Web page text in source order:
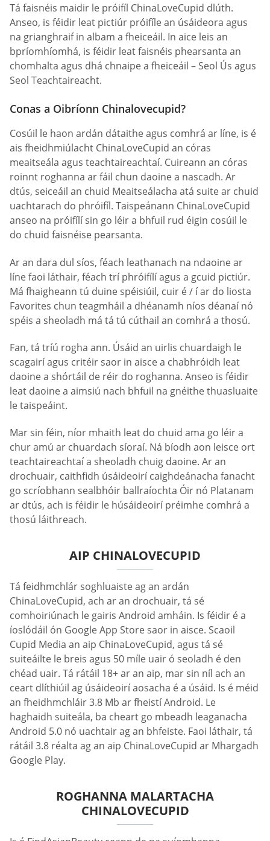
Tá faisnéis maidir le próifíl ChinaLoveCupid dlúth.
Anseo, is féidir leat pictiúr próifíle an úsáideora agus
na grianghraif in albam a fheiceáil. In aice leis an
bpríomhíomhá, is féidir leat faisnéis phearsanta an
chomhalta agus dhá chnaipe a fheiceáil – Seol Ús agus
Seol Teachtaireacht.
Conas a Oibríonn Chinalovecupid?
Cosúil le haon ardán dátaithe agus comhrá ar líne, is é
ais fheidhmiúlacht ChinaLoveCupid an córas
meaitseála agus teachtaireachtaí. Cuireann an córas
roinnt roghanna ar fáil chun daoine a nascadh. Ar
dtús, seiceáil an chuid Meaitseálacha atá suite ar chuid
uachtarach do phróifíl. Taispeánann ChinaLoveCupid
anseo na próifílí sin go léir a bhfuil rud éigin cosúil le
do chuid faisnéise pearsanta.
Ar an dara dul síos, féach leathanach na ndaoine ar
líne faoi láthair, féach trí phróifílí agus a gcuid pictiúr.
Má fhaigheann tú duine spéisiúil, cuir é / í ar do liosta
Favorites chun teagmháil a dhéanamh níos déanaí nó
spéis a sheoladh má tá tú cúthail an comhrá a thosú.
Fan, tá tríú rogha ann. Úsáid an uirlis chuardaigh le
scagairí agus critéir saor in aisce a chabhróidh leat
daoine a shórtáil de réir do roghanna. Anseo is féidir
leat daoine a aimsiú nach bhfuil na gnéithe thuasluaite
le taispeáint.
Mar sin féin, níor mhaith leat do chuid ama go léir a
chur amú ar chuardach síoraí. Ná bíodh aon leisce ort
teachtaireachtaí a sheoladh chuig daoine. Ar an
drochuair, caithfidh úsáideoirí caighdeánacha fanacht
go scríobhann sealbhóir ballraíochta Óir nó Platanam
ar dtús, ach is féidir le húsáideoirí préimhe comhrá a
thosú láithreach.
AIP CHINALOVECUPID
Tá feidhmchlár soghluaiste ag an ardán
ChinaLoveCupid, ach ar an drochuair, tá sé
comhoiriúnach le gairis Android amháin. Is féidir é a
íoslódáil ón Google App Store saor in aisce. Scaoil
Cupid Media an aip ChinaLoveCupid, agus tá sé
suiteáilte le breis agus 50 míle uair ó seoladh é den
chéad uair. Tá rátáil 18+ ar an aip, mar sin níl ach an
ceart dlíthiúil ag úsáideoirí aosacha é a úsáid. Is é méid
an fheidhmchláir 3.8 Mb ar fheistí Android. Le
haghaidh suiteála, ba cheart go mbeadh leaganacha
Android 5.0 nó uachtair ag an bhfeiste. Faoi láthair, tá
rátáil 3.8 réalta ag an aip ChinaLoveCupid ar Mhargadh
Google Play.
ROGHANNA MALARTACHA
CHINALOVECUPID